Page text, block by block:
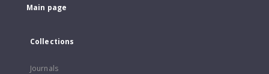
Main page
Collections
Journals